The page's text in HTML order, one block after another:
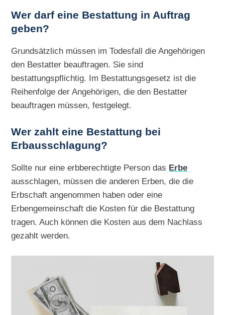
Wer darf eine Bestattung in Auftrag
geben?
Grundsätzlich müssen im Todesfall die Angehörigen
den Bestatter beauftragen. Sie sind
bestattungspflichtig. Im Bestattungsgesetz ist die
Reihenfolge der Angehörigen, die den Bestatter
beauftragen müssen, festgelegt.
Wer zahlt eine Bestattung bei
Erbausschlagung?
Sollte nur eine erbberechtigte Person das Erbe
ausschlagen, müssen die anderen Erben, die die
Erbschaft angenommen haben oder eine
Erbengemeinschaft die Kosten für die Bestattung
tragen. Auch können die Kosten aus dem Nachlass
gezahlt werden.